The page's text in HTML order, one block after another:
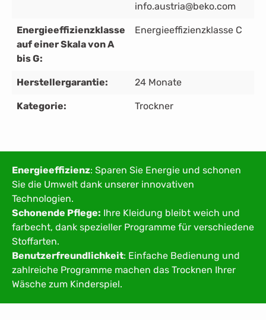
info.austria@beko.com
Energieeffizienzklasse
auf einer Skala von A
bis G:
Energieeffizienzklasse C
Herstellergarantie: 24 Monate
Kategorie: Trockner
Energieeffizienz: Sparen Sie Energie und schonen
Sie die Umwelt dank unserer innovativen
Technologien.
Schonende Pflege: Ihre Kleidung bleibt weich und
farbecht, dank spezieller Programme für verschiedene
Stoffarten.
Benutzerfreundlichkeit: Einfache Bedienung und
zahlreiche Programme machen das Trocknen Ihrer
Wäsche zum Kinderspiel.